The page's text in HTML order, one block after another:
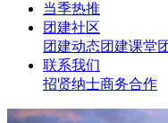
当季热推
团建社区
团建动态团建课堂
联系我们
招贤纳士商务合作